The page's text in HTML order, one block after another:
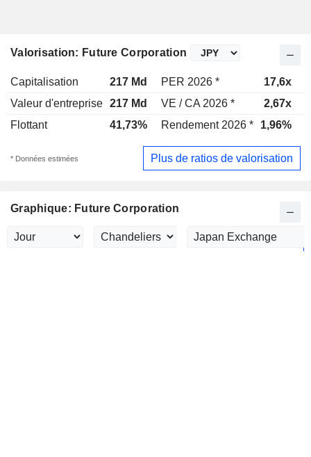
Valorisation: Future Corporation
Capitalisation 217 Md PER 2026 * 17,6x
Valeur d'entreprise 217 Md VE / CA 2026 * 2,67x
Flottant
41,73% Rendement 2026 * 1,96%
* Données estimées Plus de ratios de valorisation
Graphique: Future Corporation